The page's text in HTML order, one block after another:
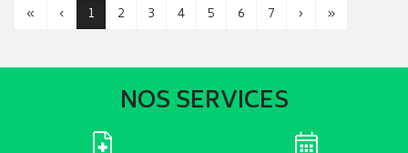
« ‹ 1 2 3 4 5 6 7 › »
NOS SERVICES